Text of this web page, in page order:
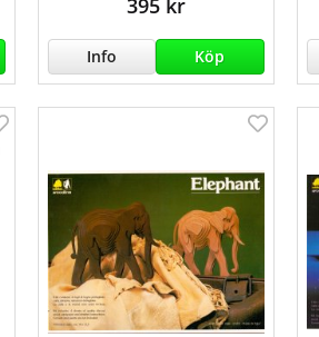
395 kr
Info Köp